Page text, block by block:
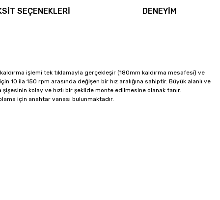
SEÇENEKLERİ DENEYİM
işlemi tek tıklamayla gerçekleşir (180mm kaldırma mesafesi) ve
10 ila 150 rpm arasında değişen bir hız aralığına sahiptir. Büyük alanlı ve
kolay ve hızlı bir şekilde monte edilmesine olanak tanır.
için anahtar vanası bulunmaktadır.